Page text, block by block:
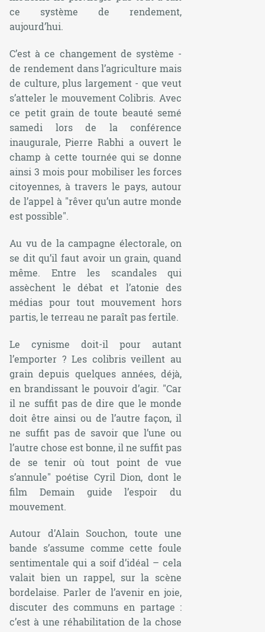
ce système de rendement,
aujourd’hui.
C’est à ce changement de système -
de rendement dans l’agriculture mais
de culture, plus largement - que veut
s’atteler le mouvement Colibris. Avec
ce petit grain de toute beauté semé
samedi lors de la conférence
inaugurale, Pierre Rabhi a ouvert le
champ à cette tournée qui se donne
ainsi 3 mois pour mobiliser les forces
citoyennes, à travers le pays, autour
de l’appel à "rêver qu’un autre monde
est possible".
Au vu de la campagne électorale, on
se dit qu’il faut avoir un grain, quand
même. Entre les scandales qui
assèchent le débat et l’atonie des
médias pour tout mouvement hors
partis, le terreau ne paraît pas fertile.
Le cynisme doit-il pour autant
l’emporter ? Les colibris veillent au
grain depuis quelques années, déjà,
en brandissant le pouvoir d’agir. "Car
il ne suffit pas de dire que le monde
doit être ainsi ou de l’autre façon, il
ne suffit pas de savoir que l’une ou
l’autre chose est bonne, il ne suffit pas
de se tenir où tout point de vue
s’annule" poétise Cyril Dion, dont le
film Demain guide l’espoir du
mouvement.
Autour d’Alain Souchon, toute une
bande s’assume comme cette foule
sentimentale qui a soif d’idéal – cela
valait bien un rappel, sur la scène
bordelaise. Parler de l’avenir en joie,
discuter des communs en partage :
c’est à une réhabilitation de la chose